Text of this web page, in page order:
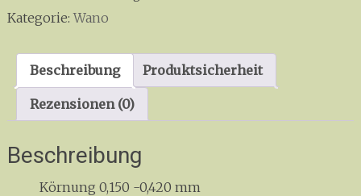
Kategorie:Wano
Beschreibung Produktsicherheit
Rezensionen (0)
Beschreibung
Körnung 0,150 -0,420 mm